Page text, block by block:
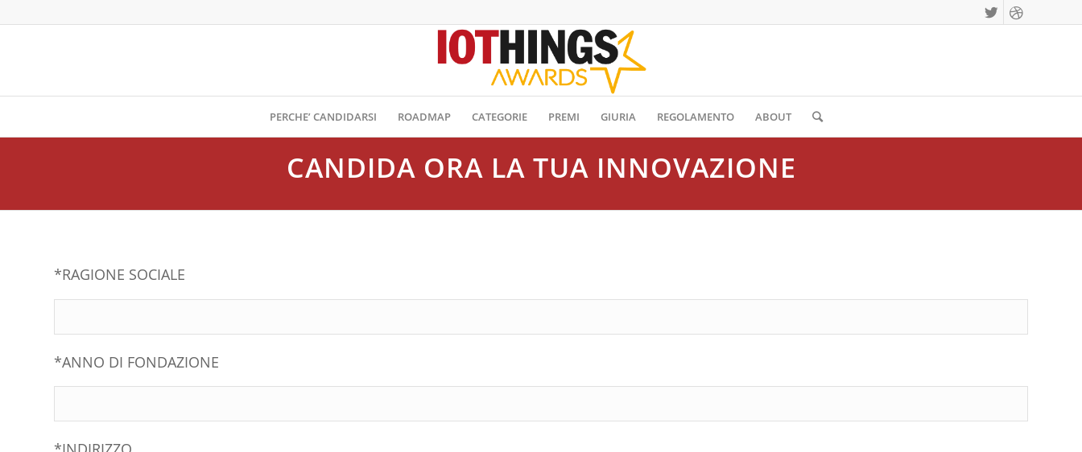
PERCHE’ CANDIDARSI ROADMAP CATEGORIE PREMI GIURIA REGOLAMENTO ABOUT
CANDIDA ORA LA TUA INNOVAZIONE
*RAGIONE SOCIALE
*ANNO DI FONDAZIONE